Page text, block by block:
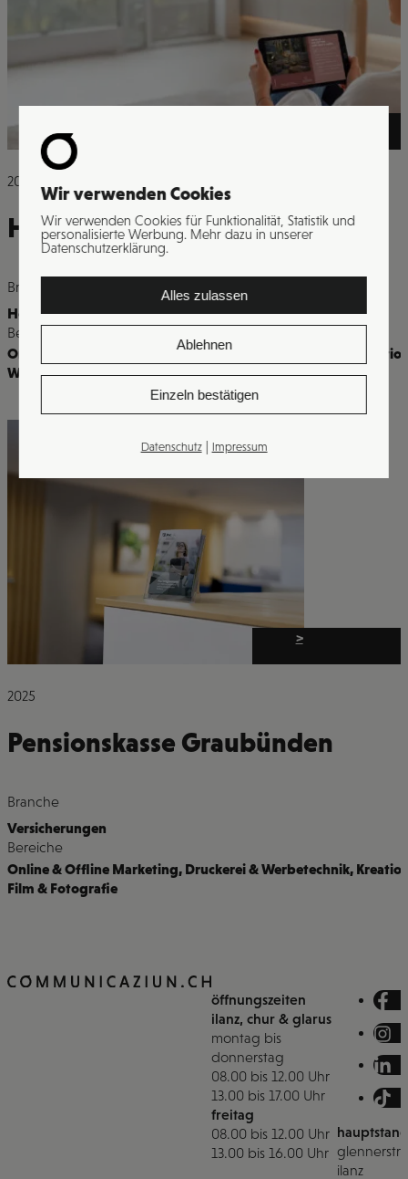
2026
Hotel Grischa Davos
Branche
Hotelerie
Bereiche
Online & Offline Marketing,Druckerei & Werbetechnik
Website & Apps
>
2025
Pensionskasse Graubünden
Branche
Versicherungen
Bereiche
Online & Offline Marketing, Druckerei & Werbetechnik,
Film & Fotografie
öffnungszeiten
ilanz, chur & glarus
montag bis
donnerstag
08.00 bis 12.00 Uhr
13.00 bis 17.00 Uhr
freitag
08.00 bis 12.00 Uhr
13.00 bis 16.00 Uhr
ilanz
Wir verwenden Cookies
Wir verwenden Cookies für Funktionalität, Statistik und
personalisierte Werbung. Mehr dazu in unserer
Datenschutzerklärung.
Alles zulassen
Ablehnen
Einzeln bestätigen
Datenschutz| Impressum